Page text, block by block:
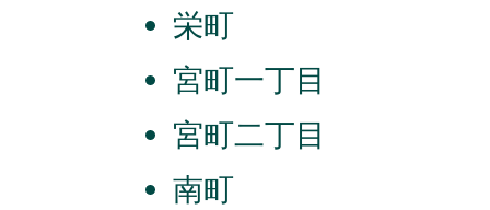
栄町
宮町一丁目
宮町二丁目
南町